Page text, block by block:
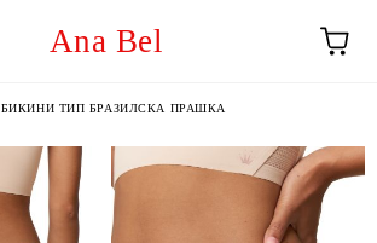
Ana Bel
БИКИНИ ТИП БРАЗИЛСКА ПРАШКА